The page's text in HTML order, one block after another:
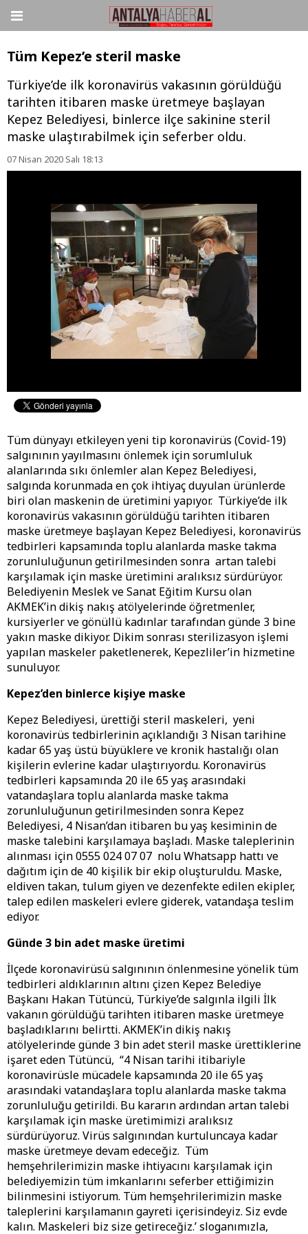
Tüm Kepez’e steril maske
Türkiye’de ilk koronavirüs vakasının görüldüğü
tarihten itibaren maske üretmeye başlayan
Kepez Belediyesi, binlerce ilçe sakinine steril
maske ulaştırabilmek için seferber oldu.
07 Nisan 2020 Salı 18:13
Tüm dünyayı etkileyen yeni tip koronavirüs (Covid-19)
salgınının yayılmasını önlemek için sorumluluk
alanlarında sıkı önlemler alan Kepez Belediyesi,
salgında korunmada en çok ihtiyaç duyulan ürünlerde
biri olan maskenin de üretimini yapıyor. Türkiye’de ilk
koronavirüs vakasının görüldüğü tarihten itibaren
maske üretmeye başlayan Kepez Belediyesi, koronavirüs
tedbirleri kapsamında toplu alanlarda maske takma
zorunluluğunun getirilmesinden sonra artan talebi
karşılamak için maske üretimini aralıksız sürdürüyor.
Belediyenin Meslek ve Sanat Eğitim Kursu olan
AKMEK’in dikiş nakış atölyelerinde öğretmenler,
kursiyerler ve gönüllü kadınlar tarafından günde 3 bine
yakın maske dikiyor. Dikim sonrası sterilizasyon işlemi
yapılan maskeler paketlenerek, Kepezliler’in hizmetine
sunuluyor.
Kepez’den binlerce kişiye maske
Kepez Belediyesi, ürettiği steril maskeleri, yeni
koronavirüs tedbirlerinin açıklandığı 3 Nisan tarihine
kadar 65 yaş üstü büyüklere ve kronik hastalığı olan
kişilerin evlerine kadar ulaştırıyordu. Koronavirüs
tedbirleri kapsamında 20 ile 65 yaş arasındaki
vatandaşlara toplu alanlarda maske takma
zorunluluğunun getirilmesinden sonra Kepez
Belediyesi, 4 Nisan’dan itibaren bu yaş kesiminin de
maske talebini karşılamaya başladı. Maske taleplerinin
alınması için 0555 024 07 07 nolu Whatsapp hattı ve
dağıtım için de 40 kişilik bir ekip oluşturuldu. Maske,
eldiven takan, tulum giyen ve dezenfekte edilen ekipler,
talep edilen maskeleri evlere giderek, vatandaşa teslim
ediyor.
Günde 3 bin adet maske üretimi
İlçede koronavirüsü salgınının önlenmesine yönelik tüm
tedbirleri aldıklarının altını çizen Kepez Belediye
Başkanı Hakan Tütüncü, Türkiye’de salgınla ilgili İlk
vakanın görüldüğü tarihten itibaren maske üretmeye
başladıklarını belirtti. AKMEK’in dikiş nakış
atölyelerinde günde 3 bin adet steril maske ürettiklerine
işaret eden Tütüncü, “4 Nisan tarihi itibariyle
koronavirüsle mücadele kapsamında 20 ile 65 yaş
arasındaki vatandaşlara toplu alanlarda maske takma
zorunluluğu getirildi. Bu kararın ardından artan talebi
karşılamak için maske üretimimizi aralıksız
sürdürüyoruz. Virüs salgınından kurtuluncaya kadar
maske üretmeye devam edeceğiz. Tüm
hemşehrilerimizin maske ihtiyacını karşılamak için
belediyemizin tüm imkanlarını seferber ettiğimizin
bilinmesini istiyorum. Tüm hemşehrilerimizin maske
taleplerini karşılamanın gayreti içerisindeyiz. Siz evde
kalın. Maskeleri biz size getireceğiz.’ sloganımızla,